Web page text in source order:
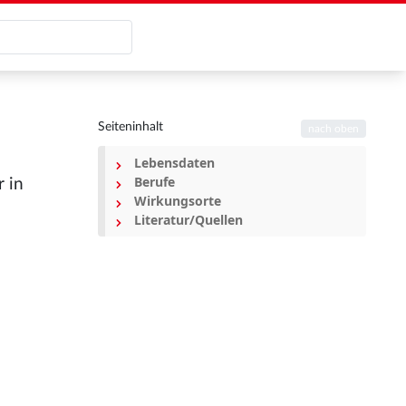
in
Seiteninhalt
Lebensdaten
Berufe
Wirkungsorte
Literatur/Quellen